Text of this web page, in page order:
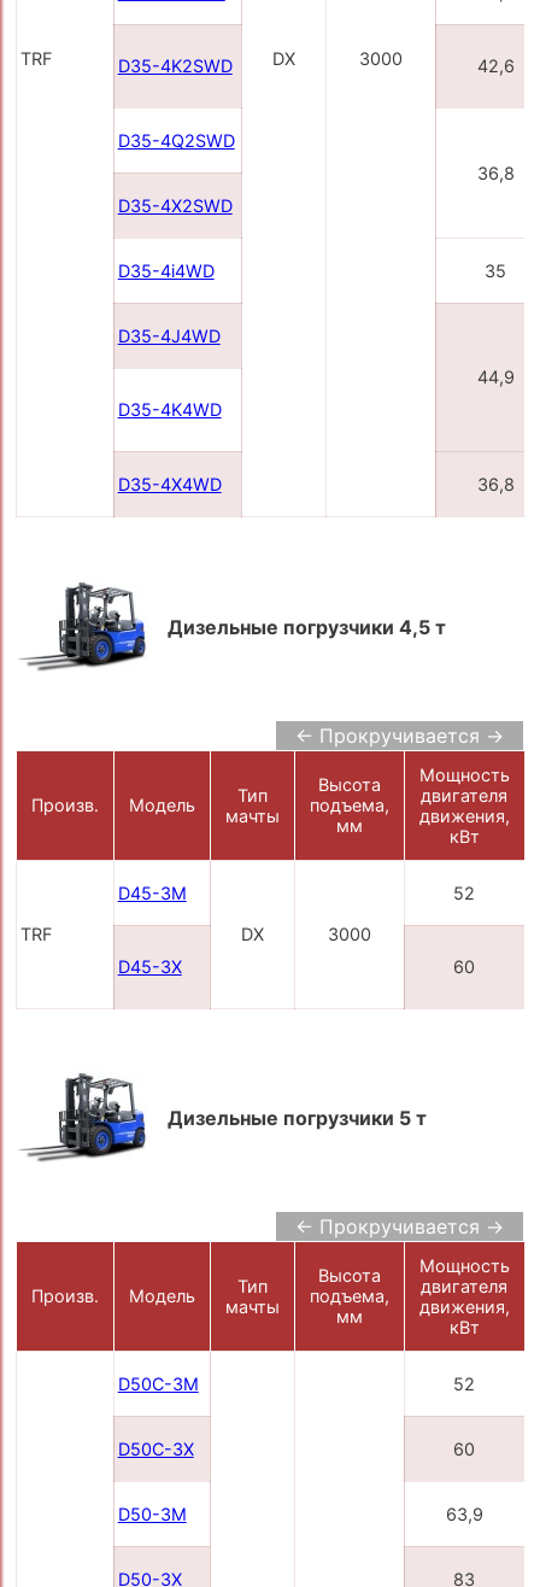
TRF DX 3000
D35-4K2SWD 42,6
D35-4Q2SWD
36,8
D35-4X2SWD
D35-4i4WD 35
D35-4J4WD
44,9
D35-4K4WD
D35-4X4WD 36,8
Дизельные погрузчики 4,5 т
← Прокручивается →
Произв. Модель
Тип
мачты
Высота
подъема,
мм
Мощность
двигателя
движения,
кВт
TRF
D45-3M
DX
3000
52
D45-3X 60
Дизельные погрузчики 5 т
← Прокручивается →
Произв. Модель
Тип
мачты
Высота
подъема,
мм
Мощность
двигателя
движения,
кВт
D50С-3M 52
D50С-3X 60
D50-3M 63,9
D50-3X 83